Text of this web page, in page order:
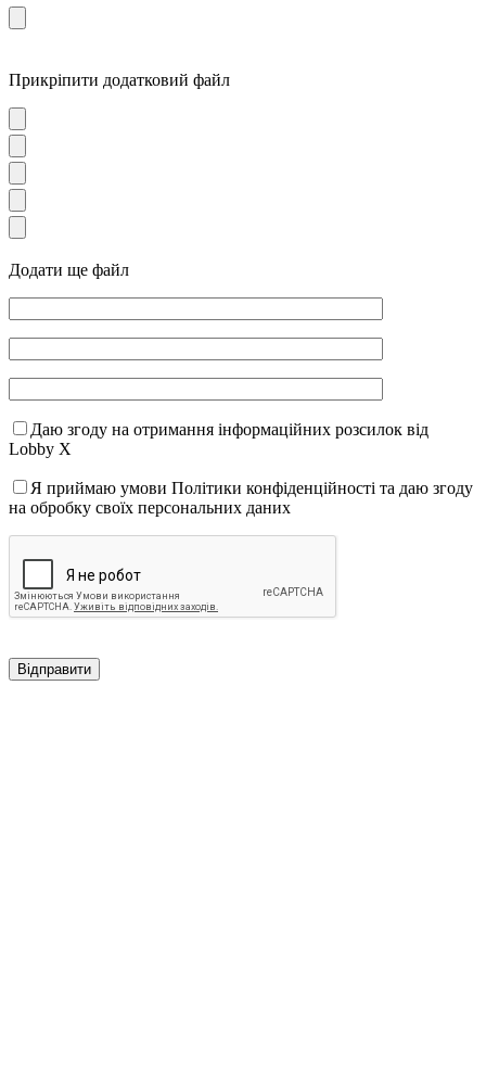
Прикріпити додатковий файл
Додати ще файл
Даю згоду на отримання інформаційних розсилок від
Lobby X
Я приймаю умови Політики конфіденційності та даю згоду
на обробку своїх персональних даних